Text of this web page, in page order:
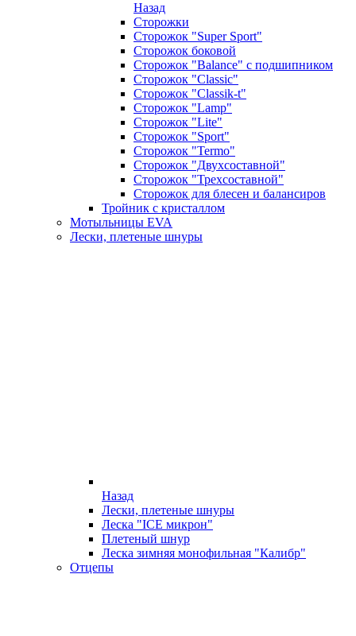
Назад
Сторожки
Сторожок "Super Sport"
Сторожок боковой
Сторожок "Balance" с подшипником
Сторожок "Classic"
Сторожок "Classik-t"
Сторожок "Lamp"
Сторожок "Lite"
Сторожок "Sport"
Сторожок "Termo"
Сторожок "Двухсоставной"
Сторожок "Трехсоставной"
Сторожок для блесен и балансиров
Тройник с кристаллом
Мотыльницы EVA
Лески, плетеные шнуры
Назад
Лески, плетеные шнуры
Леска "ICE микрон"
Плетеный шнур
Леска зимняя монофильная "Калибр"
Отцепы